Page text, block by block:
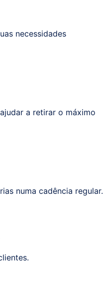
necessidades
a retirar o máximo
numa cadência regular.